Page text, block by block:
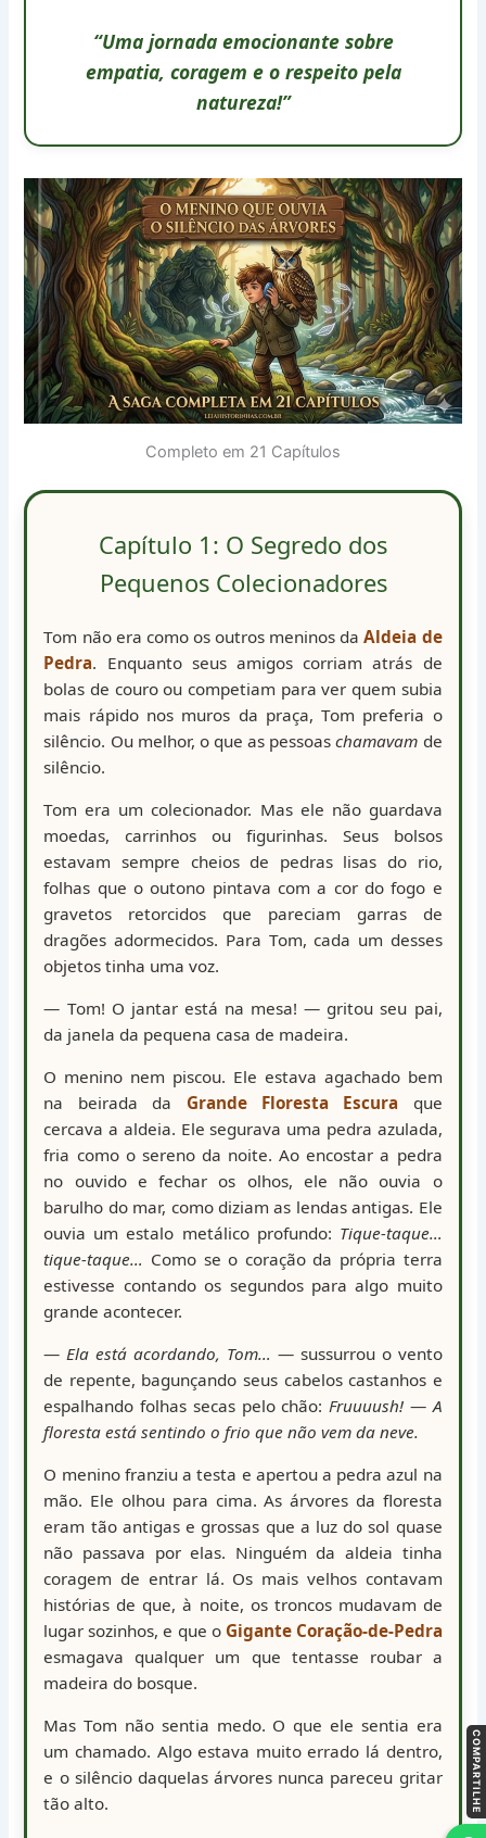
“Uma jornada emocionante sobre
empatia, coragem e o respeito pela
natureza!”
Completo em 21 Capítulos
Capítulo 1: O Segredo dos
Pequenos Colecionadores
Tom não era como os outros meninos daAldeia de
Pedra. Enquanto seus amigos corriam atrás de
bolas de couro ou competiam para ver quem subia
mais rápido nos muros da praça, Tom preferia o
silêncio. Ou melhor, o que as pessoaschamavam de
silêncio.
Tom era um colecionador. Mas ele não guardava
moedas, carrinhos ou figurinhas. Seus bolsos
estavam sempre cheios de pedras lisas do rio,
folhas que o outono pintava com a cor do fogo e
gravetos retorcidos que pareciam garras de
dragões adormecidos. Para Tom, cada um desses
objetos tinha uma voz.
— Tom! O jantar está na mesa! — gritou seu pai,
da janela da pequena casa de madeira.
O menino nem piscou. Ele estava agachado bem
na beirada da Grande Floresta Escura que
cercava a aldeia. Ele segurava uma pedra azulada,
fria como o sereno da noite. Ao encostar a pedra
no ouvido e fechar os olhos, ele não ouvia o
barulho do mar, como diziam as lendas antigas. Ele
ouvia um estalo metálico profundo: Tique-taque…
tique-taque… Como se o coração da própria terra
estivesse contando os segundos para algo muito
grande acontecer.
—Ela está acordando, Tom… — sussurrou o vento
de repente, bagunçando seus cabelos castanhos e
espalhando folhas secas pelo chão:Fruuuush! —A
floresta está sentindo o frio que não vem da neve.
O menino franziu a testa e apertou a pedra azul na
mão. Ele olhou para cima. As árvores da floresta
eram tão antigas e grossas que a luz do sol quase
não passava por elas. Ninguém da aldeia tinha
coragem de entrar lá. Os mais velhos contavam
histórias de que, à noite, os troncos mudavam de
lugar sozinhos, e que o Gigante Coração-de-Pedra
esmagava qualquer um que tentasse roubar a
madeira do bosque.
Mas Tom não sentia medo. O que ele sentia era
um chamado. Algo estava muito errado lá dentro,
e o silêncio daquelas árvores nunca pareceu gritar
tão alto.
COMPARTILHE